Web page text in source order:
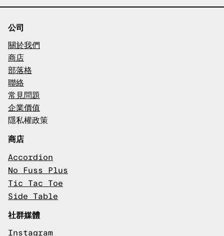
公司
關於我們
商店
部落格
聯絡
常見問題
企業價值
隱私權政策
商店
Accordion
No Fuss Plus
Tic Tac Toe
Side Table
社群媒體
Instagram